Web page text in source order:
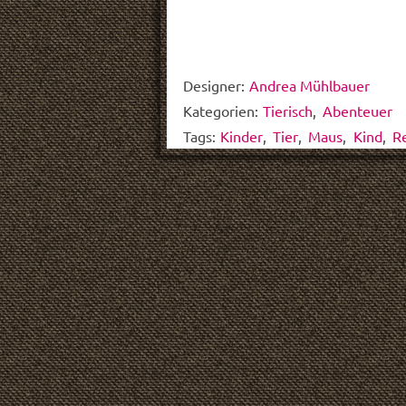
Designer: Andrea Mühlbauer
Kategorien: Tierisch
Abenteuer
Tags: Kinder Tier Maus Kind,